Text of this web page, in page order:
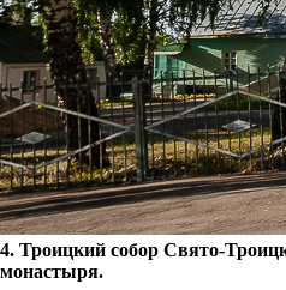
4. Троицкий собор Свято-
монастыря.